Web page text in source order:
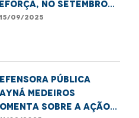
no Setembro
a importância da
de trabalho
09/2025
Pública
Medeiros
sobre a ação